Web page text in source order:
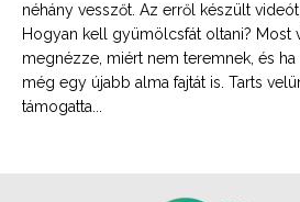
néhány vesszőt. Az erről készült
Hogyan kell gyümölcsfát oltani? Most
megnézze, miért nem teremnek, és
még egy újabb alma fajtát is. Tarts
támogatta...